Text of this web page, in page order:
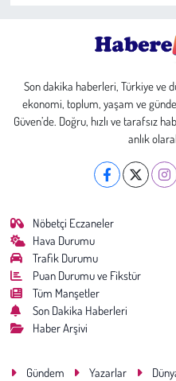
Son dakika haberleri, Türkiye ve
ekonomi, toplum, yaşam ve
Güven’de. Doğru, hızlı ve tarafsız
anlık
Nöbetçi Eczaneler
Hava Durumu
Trafik Durumu
Puan Durumu ve Fikstür
Tüm Manşetler
Son Dakika Haberleri
Haber Arşivi
Gündem Yazarlar